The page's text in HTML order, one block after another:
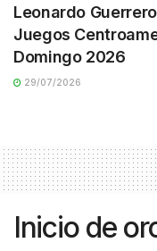
Leonardo
Juegos
Domingo 2026
29/07/2026
Inicio de